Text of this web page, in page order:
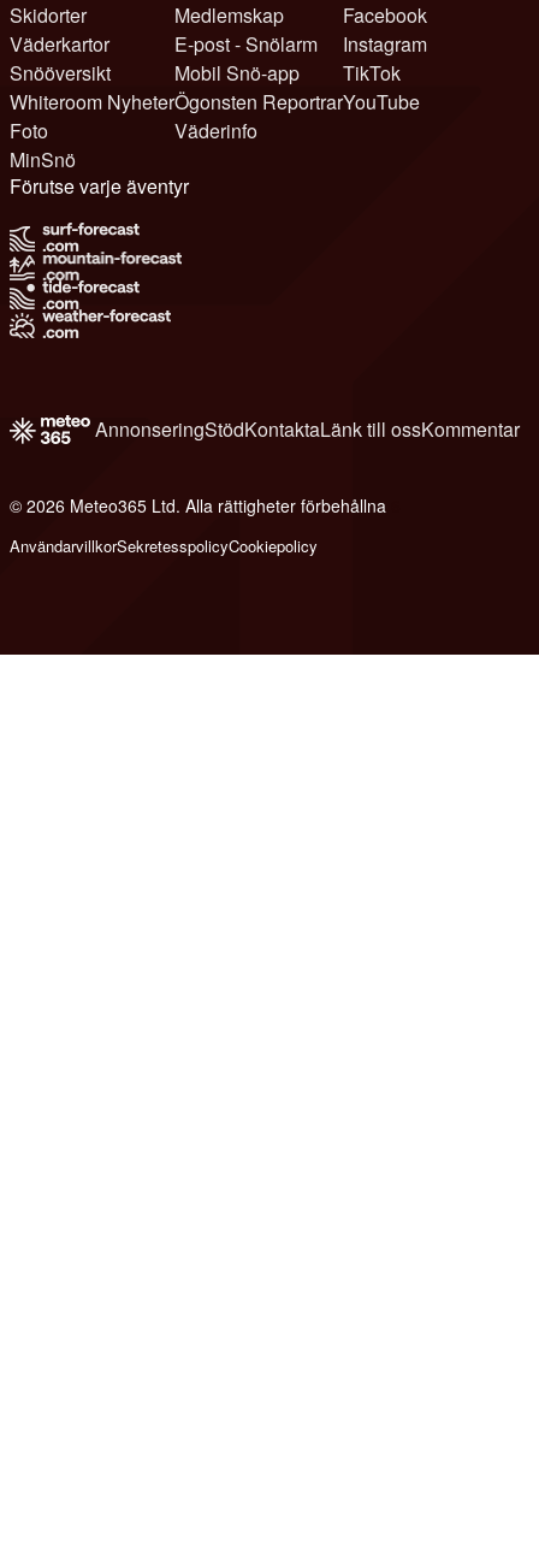
Skidorter
Väderkartor
Snööversikt
Whiteroom Nyheter
Foto
MinSnö
Medlemskap
E-post - Snölarm
Mobil Snö-app
Ögonsten Reportrar
Väderinfo
Facebook
Instagram
TikTok
YouTube
Förutse varje äventyr
AnnonseringStödKontaktaLänk till ossKommentar
© 2026 Meteo365 Ltd. Alla rättigheter förbehållna
AnvändarvillkorSekretesspolicyCookiepolicy